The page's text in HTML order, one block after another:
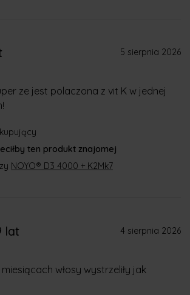
5 sierpnia 2026
ze jest polaczona z vit K w jednej
ten produkt znajomej
NOYO® D3 4000 + K2Mk7
lat
4 sierpnia 2026
włosy wystrzeliły jak